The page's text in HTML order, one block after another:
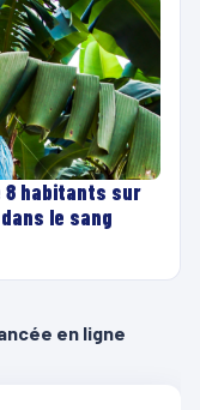
8 habitants sur
le sang
en ligne